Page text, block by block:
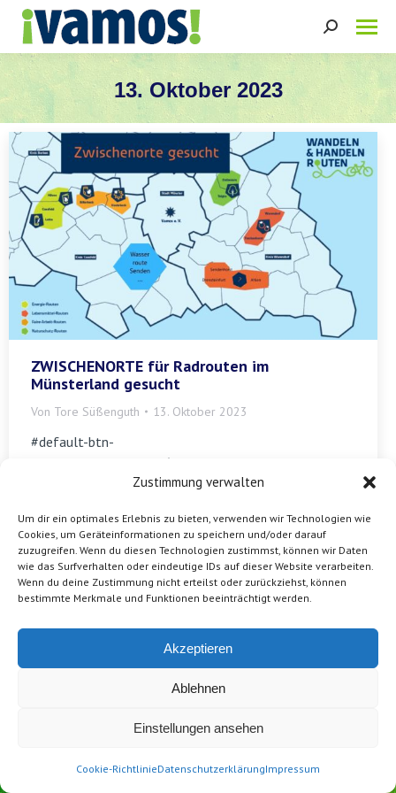
Zustimmung verwalten
Um dir ein optimales Erlebnis zu bieten, verwenden wir Technologien wie
Cookies, um Geräteinformationen zu speichern und/oder darauf
zuzugreifen. Wenn du diesen Technologien zustimmst, können wir Daten
wie das Surfverhalten oder eindeutige IDs auf dieser Website verarbeiten.
Wenn du deine Zustimmung nicht erteilst oder zurückziehst, können
bestimmte Merkmale und Funktionen beeinträchtigt werden.
Akzeptieren
Ablehnen
Einstellungen ansehen
Cookie-RichtlinieDatenschutzerklärungImpressum
Search:
13. Oktober 2023
Sie befinden sich hier:
ZWISCHENORTE für Radrouten im
Münsterland gesucht
Von Tore Süßenguth 13. Oktober 2023
#default-btn-
71df55dffeb9794a5d6c4baa0bf551c4.ico-right-side i
margin-left: 8px;
}
#default-btn-71df55dffeb9794a5d6c4baa0bf551c4 i
{
}
Aktueller Aufruf: Stopps zum Thema Wasser gesucht